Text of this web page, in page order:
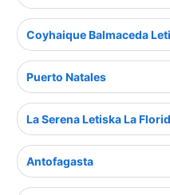
Coyhaique Balmaceda
Puerto Natales
La Serena Letiska La
Antofagasta